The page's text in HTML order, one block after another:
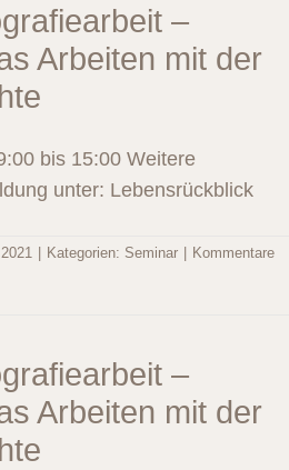
–
Arbeiten mit der
bis 15:00 Weitere
unter: Lebensrückblick
Kategorien: Seminar
Kommentare
–
Arbeiten mit der